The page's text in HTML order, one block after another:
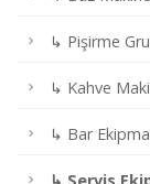
↳ Pişirme
↳ Kahve
↳ Bar